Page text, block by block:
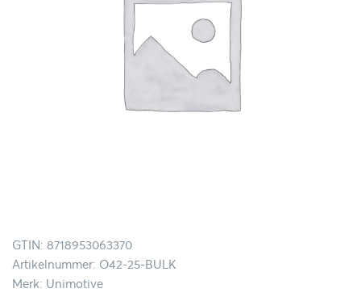
GTIN: 8718953063370
Artikelnummer: O42-25-BULK
Merk: Unimotive